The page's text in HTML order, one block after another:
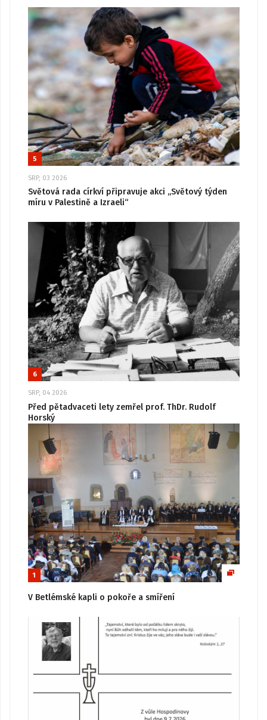
5
SRP, 03 2026
Světová rada církví připravuje akci „Světový týden
míru v Palestině a Izraeli“
6
SRP, 04 2026
Před pětadvaceti lety zemřel prof. ThDr. Rudolf
Horský
1
V Betlémské kapli o pokoře a smíření